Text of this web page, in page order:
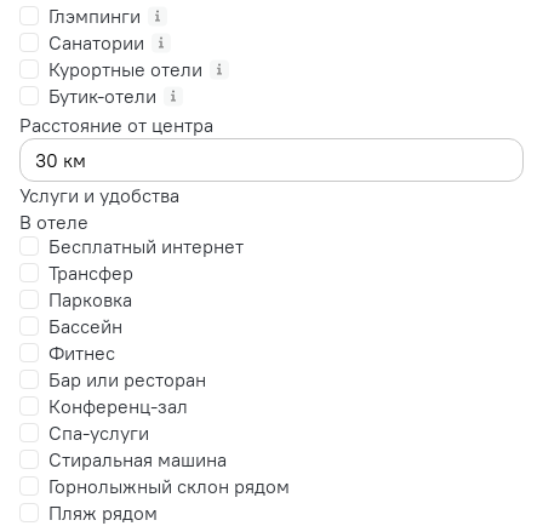
Глэмпинги
Санатории
Курортные отели
Бутик-отели
Расстояние от центра
Услуги и удобства
В отеле
Бесплатный интернет
Трансфер
Парковка
Бассейн
Фитнес
Бар или ресторан
Конференц-зал
Спа-услуги
Стиральная машина
Горнолыжный склон рядом
Пляж рядом